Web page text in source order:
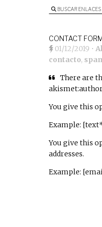
BUSCAR ENLACES
CONTACT
01/12/2019 •
contacto,
There are
You give this
Example:
You give this
addresses.
Example: